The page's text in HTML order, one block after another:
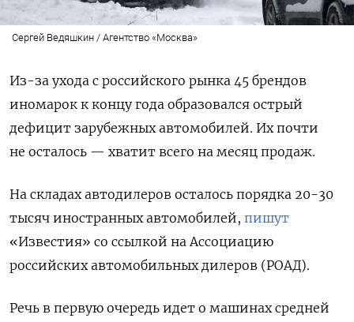
Сергей Ведяшкин / Агентство «Москва»
Из-за ухода с российского рынка 45 брендов
иномарок к концу года образовался острый
дефицит зарубежных автомобилей. Их почти
не осталось — хватит всего на месяц продаж.
На складах автодилеров осталось порядка 20-30
тысяч иностранных автомобилей, пишут
«Известия» со ссылкой на Ассоциацию
российских автомобильных дилеров (РОАД).
Речь в первую очередь идет о машинах средней